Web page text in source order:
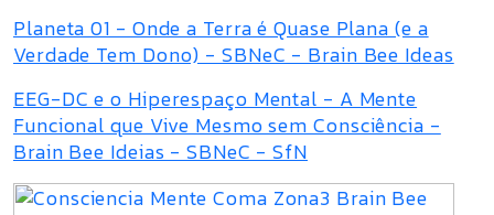
Planeta 01 - Onde a Terra é Quase Plana (e a
Verdade Tem Dono) - SBNeC - Brain Bee Ideas
EEG-DC e o Hiperespaço Mental - A Mente
Funcional que Vive Mesmo sem Consciência -
Brain Bee Ideias - SBNeC - SfN